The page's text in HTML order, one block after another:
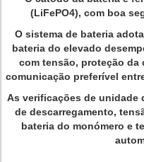
(LiFePO4), com boa
O sistema de bateria
bateria do elevado
com tensão, proteção da
comunicação preferível
As verificações de unidade
de descarregamento,
bateria do monómero e